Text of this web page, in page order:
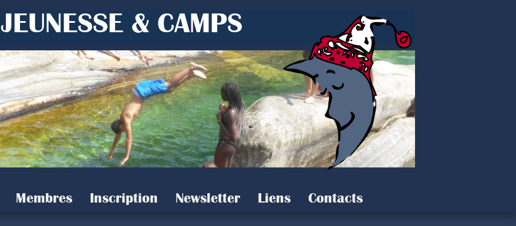
JEUNESSE & CAMPS
Membres Inscription Newsletter Liens Contacts